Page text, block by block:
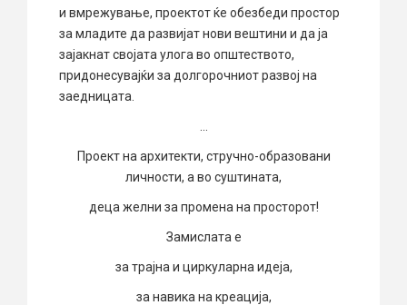
и вмрежување, проектот ќе обезбеди простор
за младите да развијат нови вештини и да ја
зајакнат својата улога во општеството,
придонесувајќи за долгорочниот развој на
заедницата.
Проект на архитекти, стручно-образовани
личности, а во суштината,
деца желни за промена на просторот!
Замислата е
за трајна и циркуларна идеја,
за навика на креација,